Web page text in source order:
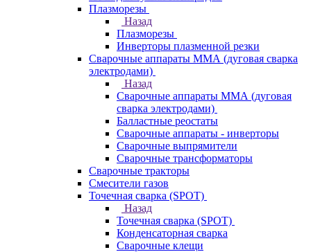
Плазморезы
Назад
Плазморезы
Инверторы плазменной резки
Сварочные аппараты ММА (дуговая сварка
электродами)
Назад
Сварочные аппараты ММА (дуговая
сварка электродами)
Балластные реостаты
Сварочные аппараты - инверторы
Сварочные выпрямители
Сварочные трансформаторы
Сварочные тракторы
Смесители газов
Точечная сварка (SPOT)
Назад
Точечная сварка (SPOT)
Конденсаторная сварка
Сварочные клещи